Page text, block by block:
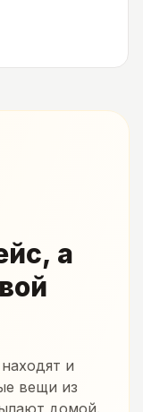
а
и
вещи из
домой.